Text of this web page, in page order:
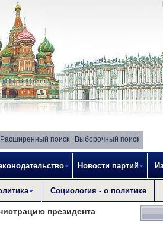
Расширенный поиск
Выборочный поиск
Новости партий
Социология - о политике
президента